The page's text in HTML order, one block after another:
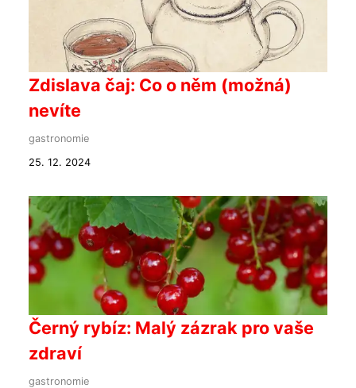
Zdislava čaj: Co o něm (možná)
nevíte
gastronomie
25. 12. 2024
Černý rybíz: Malý zázrak pro vaše
zdraví
gastronomie